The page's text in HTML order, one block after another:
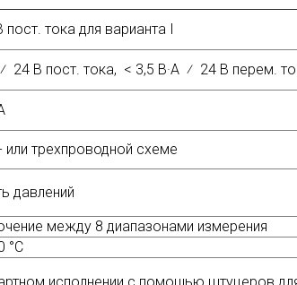
пост. тока для варианта I
24 В пост. тока, < 3,5 В·А ⁄ 24 В перем.
или трехпроводной схеме
давлений
между 8 диапазонами измерения
°C